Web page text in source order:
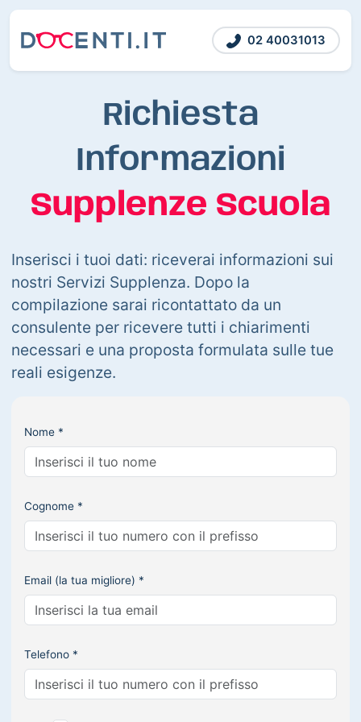
02 40031013
Richiesta
Informazioni
Supplenze Scuola
Inserisci i tuoi dati: riceverai informazioni sui
nostri Servizi Supplenza. Dopo la
compilazione sarai ricontattato da un
consulente per ricevere tutti i chiarimenti
necessari e una proposta formulata sulle tue
reali esigenze.
Nome *
Cognome *
Email (la tua migliore) *
Telefono *